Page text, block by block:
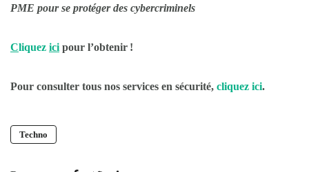
PME pour se protéger des cybercriminels
Cliquez ici pour l’obtenir !
Pour consulter tous nos services en sécurité, cliquez ici.
Techno